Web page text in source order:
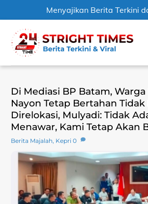
Menyajikan Berita Terkini
content
Di Mediasi BP Batam, Warga
Nayon Tetap Bertahan Tidak
Direlokasi, Mulyadi: Tidak
Menawar, Kami Tetap Akan
Berita Majalah, Kepri 0